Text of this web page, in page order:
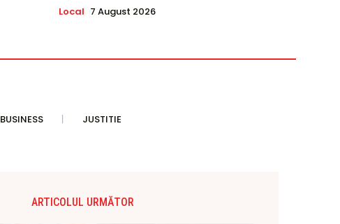
Local 7 August 2026
BUSINESS JUSTITIE
ARTICOLUL URMĂTOR